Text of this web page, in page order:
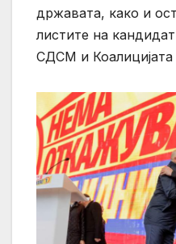
државата, како и
листите на
СДСМ и Коалицијата